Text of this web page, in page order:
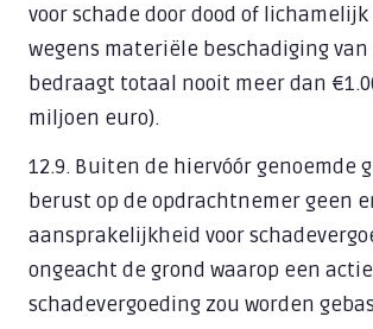
voor schade door dood of
wegens materiële beschadiging van
bedraagt totaal nooit meer dan
miljoen euro).
12.9. Buiten de hiervóór genoemde
berust op de opdrachtnemer geen
aansprakelijkheid voor
ongeacht de grond waarop een
schadevergoeding zou worden